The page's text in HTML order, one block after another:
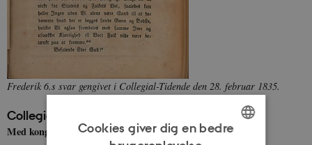
Frederik 6.s svar gengivet i Collegial-Tidende den 28. februar 1835.
Collegial-Tidende
Med kongeligt allernaadigst Privilegium.
Cookies giver dig en bedre